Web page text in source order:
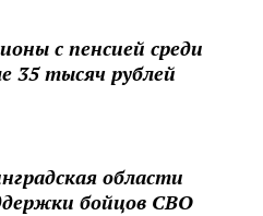
с пенсией среди
35 тысяч рублей
области
бойцов СВО